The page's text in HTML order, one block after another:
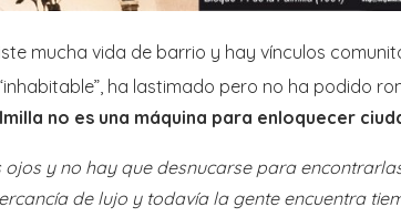
mucha vida de barrio y hay vínculos
ha lastimado pero no ha podido
no es una máquina para enloquecer
y no hay que desnucarse para
de lujo y todavía la gente encuentra